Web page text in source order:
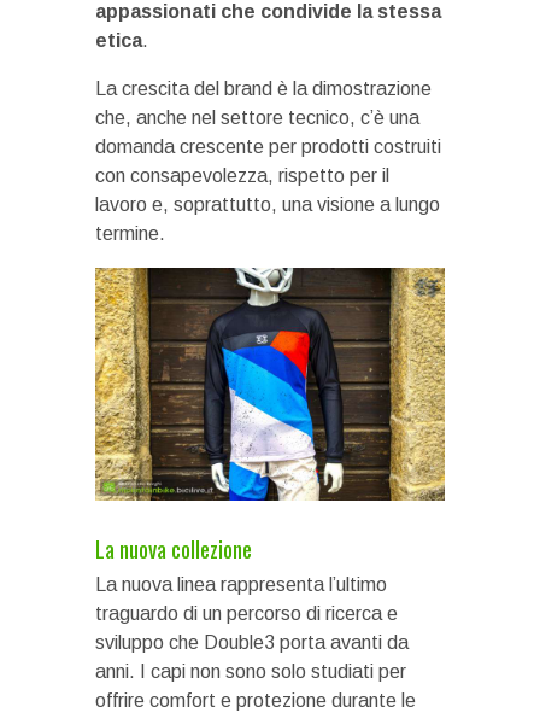
appassionati che condivide la stessa
etica.
La crescita del brand è la dimostrazione
che, anche nel settore tecnico, c’è una
domanda crescente per prodotti costruiti
con consapevolezza, rispetto per il
lavoro e, soprattutto, una visione a lungo
termine.
La nuova collezione
La nuova linea rappresenta l’ultimo
traguardo di un percorso di ricerca e
sviluppo che Double3 porta avanti da
anni. I capi non sono solo studiati per
offrire comfort e protezione durante le